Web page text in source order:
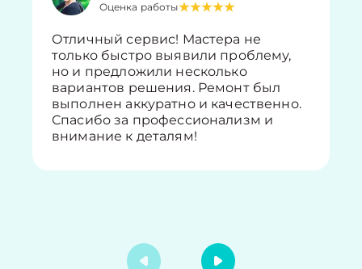
Оценка работы
Отличный сервис! Мастера не
только быстро выявили проблему,
но и предложили несколько
вариантов решения. Ремонт был
выполнен аккуратно и качественно.
Спасибо за профессионализм и
внимание к деталям!